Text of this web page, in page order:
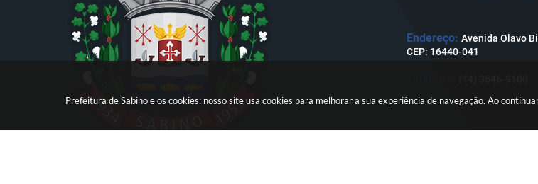
Prefeitura de Sabino e os cookies: nosso site usa cookies para melhorar a sua experiência de navegação. Ao
Endereço: Avenida Olavo
CEP: 16440-041